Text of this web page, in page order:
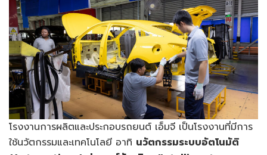
โรงงานการผลิตและประกอบรถยนต์ เอ็มจี เป็นโรงงานที่มีการ
ใช้นวัตกรรมและเทคโนโลยี อาทิ นวัตกรรมระบบอัตโนมัติ